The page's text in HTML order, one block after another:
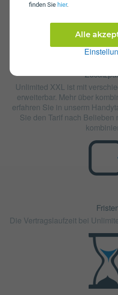
finden Sie hier.
Alle
Unlimited XXL ist mit
erweiterbar. Mehr über
erfahren Sie in unserm
Sie den Tarif nach Belieben
Die Vertragslaufzeit bei